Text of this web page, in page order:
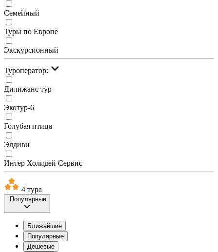
Семейный
Туры по Европе
Экскурсионный
Туроператор:
Дилижанс тур
Экотур-6
Голубая птица
Элдиви
Интер Холидей Сервис
4 тура
Популярные
Ближайшие
Популярные
Дешевые